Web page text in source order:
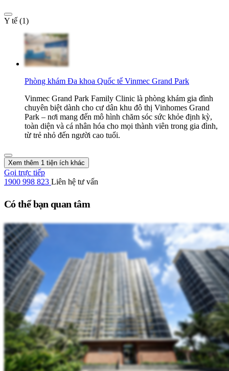
Y tế (1)
Phòng khám Đa khoa Quốc tế Vinmec Grand Park
Vinmec Grand Park Family Clinic là phòng khám gia đình
chuyên biệt dành cho cư dân khu đô thị Vinhomes Grand
Park – nơi mang đến mô hình chăm sóc sức khỏe định kỳ,
toàn diện và cá nhân hóa cho mọi thành viên trong gia đình,
từ trẻ nhỏ đến người cao tuổi.
Xem thêm 1 tiện ích khác
Gọi trực tiếp
1900 998 823 Liên hệ tư vấn
Có thể bạn quan tâm